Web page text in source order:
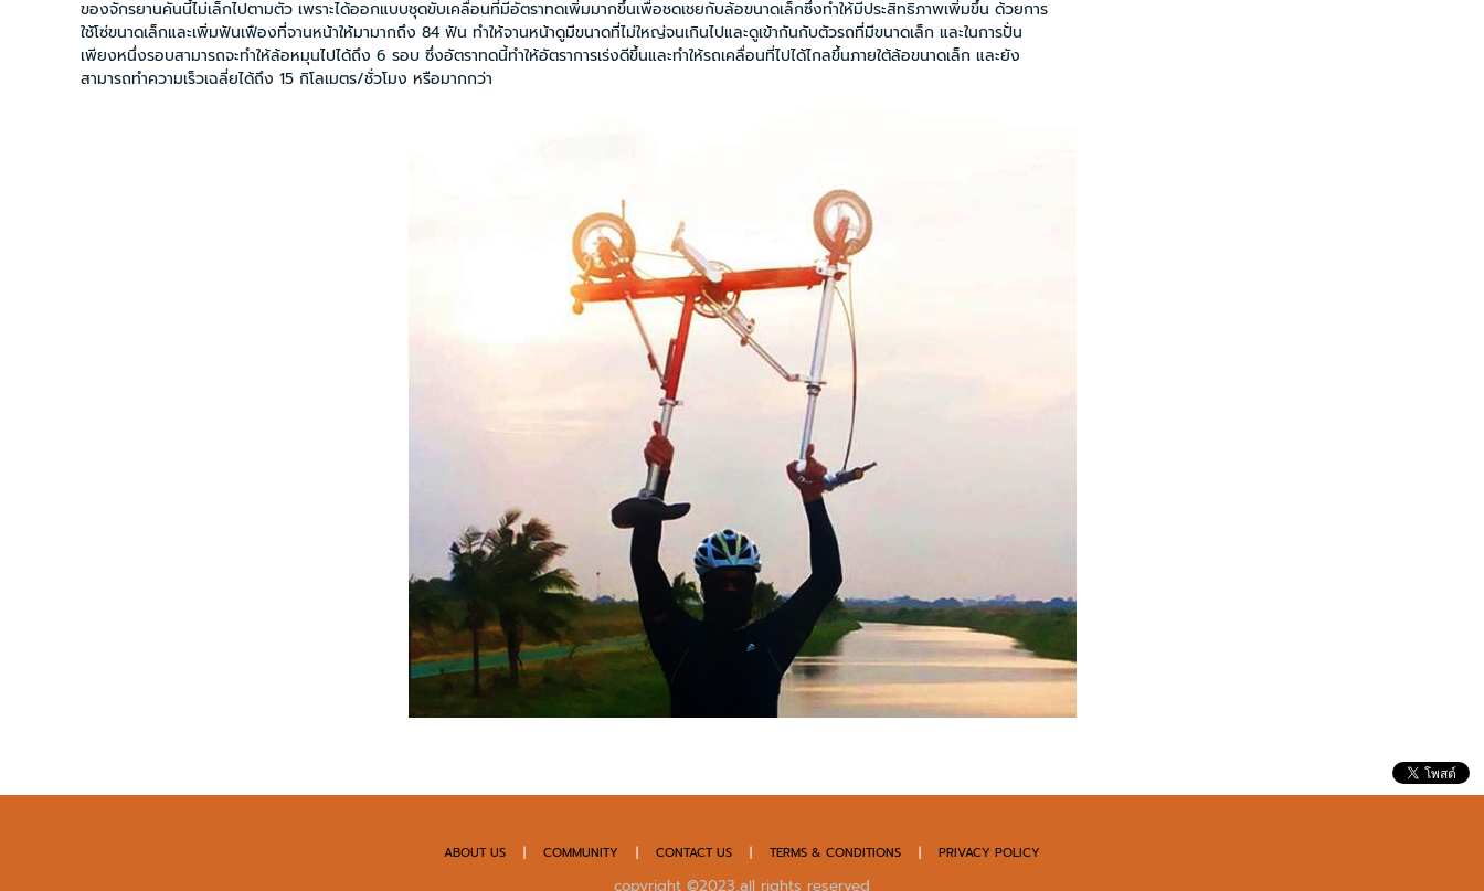
ของจักรยานคันนี้ไม่เล็กไปตามตัว เพราะได้ออกแบบชุดขับเคลื่อนที่มีอัตราทดเพิ่มมากขึ้นเพื่อชดเชยกับล้อขนาดเล็กซึ่งทำให้มีประสิทธิภาพเพิ่มขึ้น ด้วยการ
ใช้โซ่ขนาดเล็กและเพิ่มฟันเฟืองที่จานหน้าให้มามากถึง 84 ฟัน ทำให้จานหน้าดูมีขนาดที่ไม่ใหญ่จนเกินไปและดูเข้ากันกับตัวรถที่มีขนาดเล็ก และในการปั่น
เพียงหนึ่งรอบสามารถจะทำให้ล้อหมุนไปได้ถึง 6 รอบ ซึ่งอัตราทดนี้ทำให้อัตราการเร่งดีขึ้นและทำให้รถเคลื่อนที่ไปได้ไกลขึ้นภายใต้ล้อขนาดเล็ก และยัง
สามารถทำความเร็วเฉลี่ยได้ถึง 15 กิโลเมตร/ชั่วโมง หรือมากกว่า
ABOUT US | COMMUNITY | CONTACT US | TERMS & CONDITIONS | PRIVACY POLICY
copyright ©2023,all rights reserved